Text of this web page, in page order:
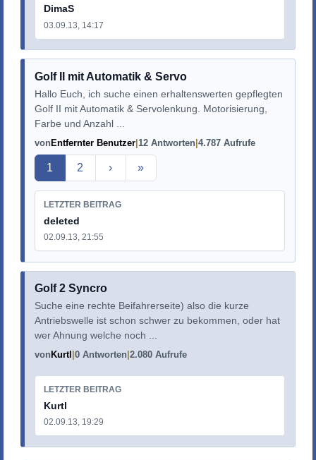
DimaS
03.09.13, 14:17
Golf II mit Automatik & Servo
Hallo Euch, ich suche einen erhaltenswerten gepflegten
Golf II mit Automatik & Servolenkung. Motorisierung,
Farbe und Anzahl ...
vonEntfernter Benutzer 12 Antworten 4.787 Aufrufe
Aktuelle Seite
1 2 › »
LETZTER BEITRAG
deleted
02.09.13, 21:55
Golf 2 Syncro
Suche eine rechte Beifahrerseite) also die kurze
Antriebswelle ist schon schwer zu bekommen, oder hat
wer Ahnung welche noch ...
von Kurtl 0 Antworten 2.080 Aufrufe
LETZTER BEITRAG
Kurtl
02.09.13, 19:29